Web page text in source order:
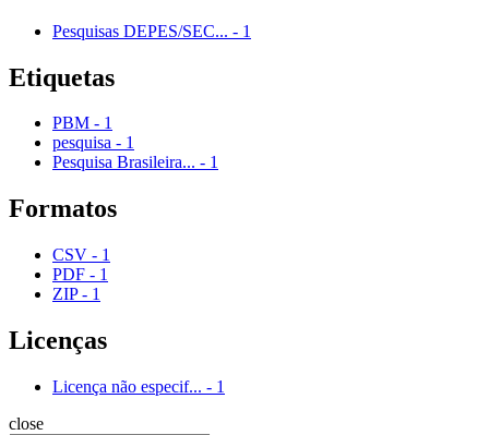
Pesquisas DEPES/SEC... - 1
Etiquetas
PBM - 1
pesquisa - 1
Pesquisa Brasileira... - 1
Formatos
CSV - 1
PDF - 1
ZIP - 1
Licenças
Licença não especif... - 1
close